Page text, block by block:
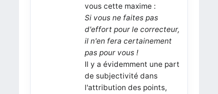
vous cette maxime :
Si vous ne faites pas
d'effort pour le correcteur,
il n'en fera certainement
pas pour vous !
Il y a évidemment une part
de subjectivité dans
l'attribution des points,